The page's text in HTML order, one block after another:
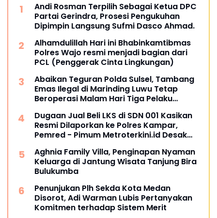
Andi Rosman Terpilih Sebagai Ketua DPC
Partai Gerindra, Prosesi Pengukuhan
Dipimpin Langsung Sufmi Dasco Ahmad.
Alhamdulillah Hari ini Bhabinkamtibmas
Polres Wajo resmi menjadi bagian dari
PCL (Penggerak Cinta Lingkungan)
Abaikan Teguran Polda Sulsel, Tambang
Emas Ilegal di Marinding Luwu Tetap
Beroperasi Malam Hari Tiga Pelaku
Dugaan Jual Beli LKS di SDN 001 Kasikan
Resmi Dilaporkan ke Polres Kampar,
Pemred - Pimum Metroterkini.id Desak
Aghnia Family Villa, Penginapan Nyaman
Keluarga di Jantung Wisata Tanjung Bira
Bulukumba
Penunjukan Plh Sekda Kota Medan
Disorot, Adi Warman Lubis Pertanyakan
Komitmen terhadap Sistem Merit